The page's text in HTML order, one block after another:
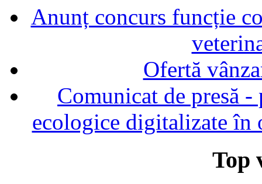
Anunț concurs funcție
Ofertă
Comunicat de presă
ecologice digitalizate în
Top